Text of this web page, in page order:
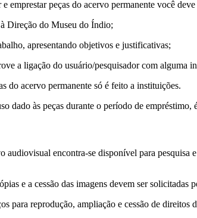
emprestar peças do acervo permanente você
Direção do Museu do Índio;
apresentando objetivos e justificativas;
a ligação do usuário/pesquisador com alguma
do acervo permanente só é feito a instituições.
dado às peças durante o período de
audiovisual encontra-se disponível para pesquisa
e a cessão das imagens devem ser
para reprodução, ampliação e cessão de direitos